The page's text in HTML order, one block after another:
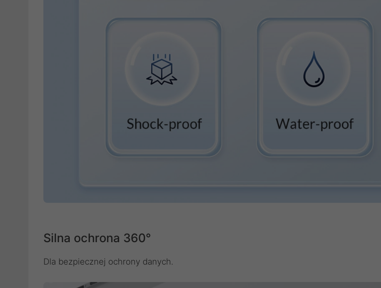
Silna ochrona 360°
Dla bezpiecznej ochrony danych.